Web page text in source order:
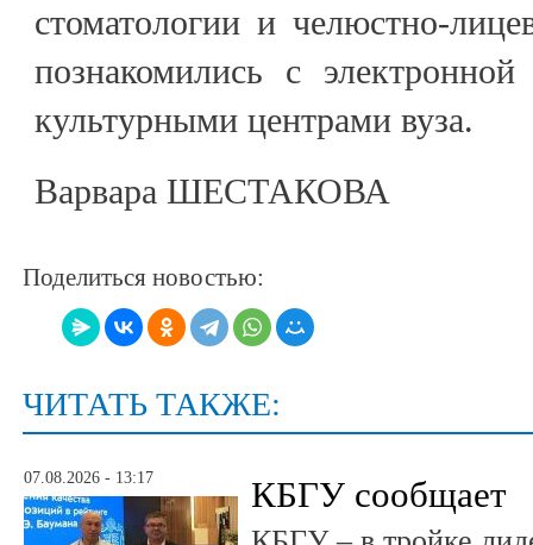
стоматологии и челюстно-
познакомились с
культурными центрами вуза.
Варвара ШЕСТАКОВА
Поделиться новостью:
ЧИТАТЬ ТАКЖЕ:
07.08.2026 - 13:17 КБГУ сообщает